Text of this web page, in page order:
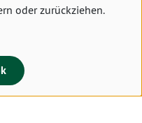
oder zurückziehen.